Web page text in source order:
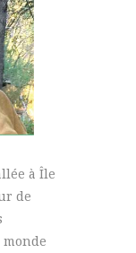
à Île
de